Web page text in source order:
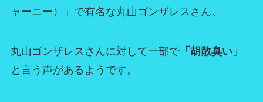
ャーニー）」で有名な丸山ゴンザレスさん。
丸山ゴンザレスさんに対して一部で「胡散臭い」
と言う声があるようです。